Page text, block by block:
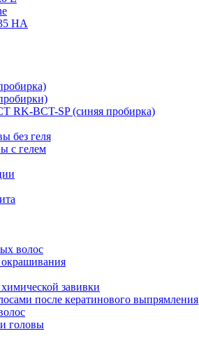
HA
RK-BCT-SP (синяя пробирка)
без геля
с гелем
волос
окрашивания
завивки
после кератинового выпрямления
головы